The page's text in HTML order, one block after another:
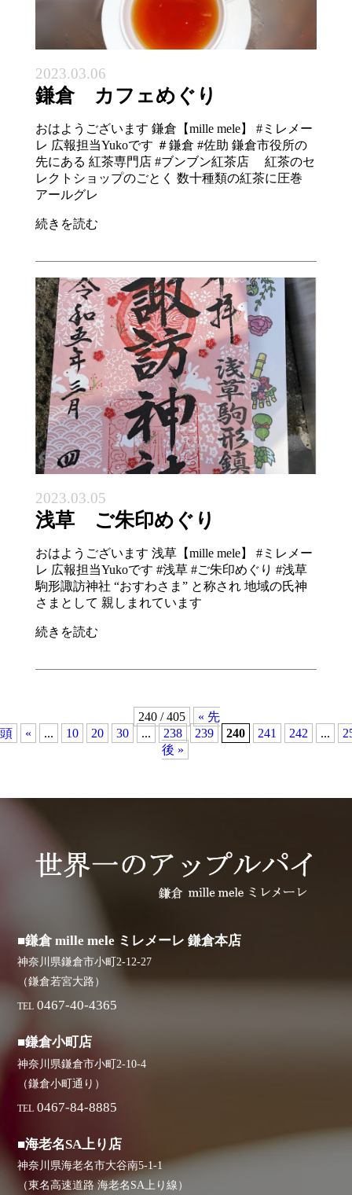
2023.03.06
鎌倉 カフェめぐり
おはようございます 鎌倉【mille mele】 #ミレメー
レ 広報担当Yukoです ＃鎌倉 #佐助 鎌倉市役所の
先にある 紅茶専門店 #ブンブン紅茶店 紅茶のセ
レクトショップのごとく 数十種類の紅茶に圧巻
アールグレ
続きを読む
2023.03.05
浅草 ご朱印めぐり
おはようございます 浅草【mille mele】 #ミレメー
レ 広報担当Yukoです #浅草 #ご朱印めぐり #浅草
駒形諏訪神社 “おすわさま” と称され 地域の氏神
さまとして 親しまれています
続きを読む
240 / 405
« 先
頭
« ... 10 20 30 ... 238 239 240 241 242 ...
後 »
■鎌倉 mille mele ミレメーレ 鎌倉本店
神奈川県鎌倉市小町2-12-27
（鎌倉若宮大路）
TEL 0467-40-4365
■鎌倉小町店
神奈川県鎌倉市小町2-10-4
（鎌倉小町通り）
TEL 0467-84-8885
■海老名SA上り店
神奈川県海老名市大谷南5-1-1
（東名高速道路 海老名SA上り線）